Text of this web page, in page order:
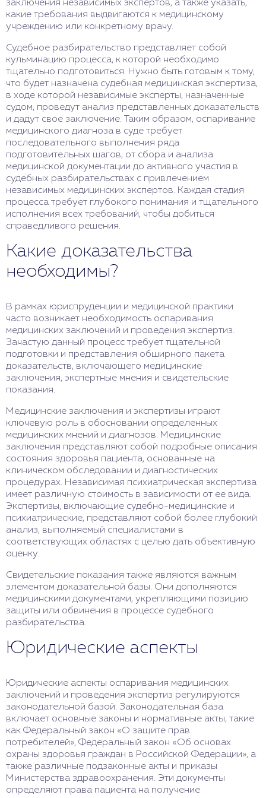
заключения независимых экспертов, а также указать,
какие требования выдвигаются к медицинскому
учреждению или конкретному врачу.
Судебное разбирательство представляет собой
кульминацию процесса, к которой необходимо
тщательно подготовиться. Нужно быть готовым к тому,
что будет назначена судебная медицинская экспертиза,
в ходе которой независимые эксперты, назначенные
судом, проведут анализ представленных доказательств
и дадут свое заключение. Таким образом, оспаривание
медицинского диагноза в суде требует
последовательного выполнения ряда
подготовительных шагов, от сбора и анализа
медицинской документации до активного участия в
судебных разбирательствах с привлечением
независимых медицинских экспертов. Каждая стадия
процесса требует глубокого понимания и тщательного
исполнения всех требований, чтобы добиться
справедливого решения.
Какие доказательства
необходимы?
В рамках юриспруденции и медицинской практики
часто возникает необходимость оспаривания
медицинских заключений и проведения экспертиз.
Зачастую данный процесс требует тщательной
подготовки и представления обширного пакета
доказательств, включающего медицинские
заключения, экспертные мнения и свидетельские
показания.
Медицинские заключения и экспертизы играют
ключевую роль в обосновании определенных
медицинских мнений и диагнозов. Медицинские
заключения представляют собой подробные описания
состояния здоровья пациента, основанные на
клиническом обследовании и диагностических
процедурах. Независимая психиатрическая экспертиза
имеет различную стоимость в зависимости от ее вида.
Экспертизы, включающие судебно-медицинские и
психиатрические, представляют собой более глубокий
анализ, выполняемый специалистами в
соответствующих областях с целью дать объективную
оценку.
Свидетельские показания также являются важным
элементом доказательной базы. Они дополняются
медицинскими документами, укрепляющими позицию
защиты или обвинения в процессе судебного
разбирательства.
Юридические аспекты
Юридические аспекты оспаривания медицинских
заключений и проведения экспертиз регулируются
законодательной базой. Законодательная база
включает основные законы и нормативные акты, такие
как Федеральный закон «О защите прав
потребителей», Федеральный закон «Об основах
охраны здоровья граждан в Российской Федерации», а
также различные подзаконные акты и приказы
Министерства здравоохранения. Эти документы
определяют права пациента на получение